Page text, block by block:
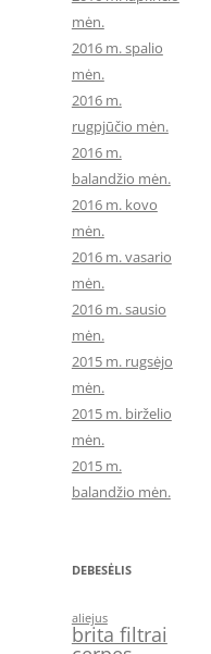
mėn.
2016 m. spalio
mėn.
2016 m.
rugpjūčio mėn.
2016 m.
balandžio mėn.
2016 m. kovo
mėn.
2016 m. vasario
mėn.
2016 m. sausio
mėn.
2015 m. rugsėjo
mėn.
2015 m. birželio
mėn.
2015 m.
balandžio mėn.
DEBESĖLIS
aliejus
brita filtrai